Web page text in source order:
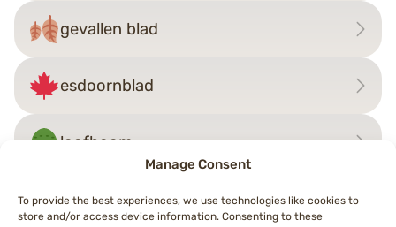
Manage Consent
To provide the best experiences, we use technologies like cookies to
store and/or access device information. Consenting to these
gevallen blad
esdoornblad
loofboom